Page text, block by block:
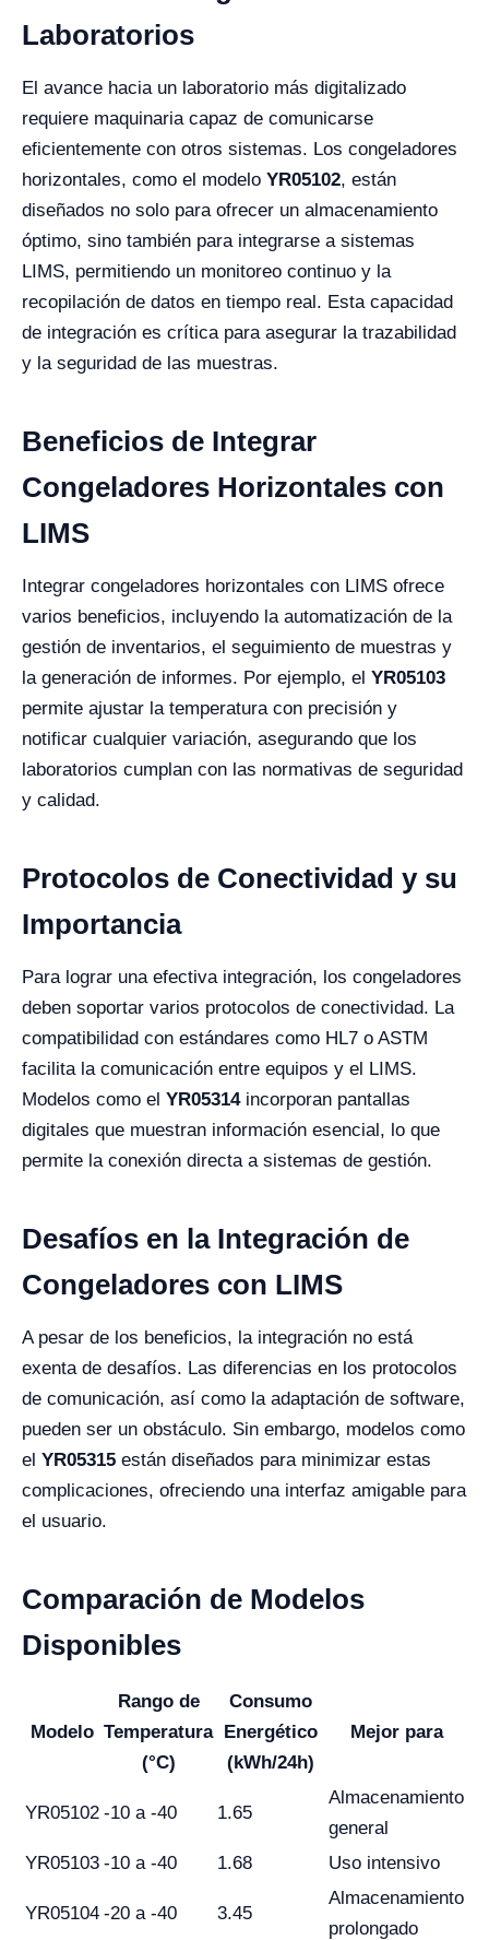
Laboratorios
El avance hacia un laboratorio más digitalizado
requiere maquinaria capaz de comunicarse
eficientemente con otros sistemas. Los congeladores
horizontales, como el modelo YR05102, están
diseñados no solo para ofrecer un almacenamiento
óptimo, sino también para integrarse a sistemas
LIMS, permitiendo un monitoreo continuo y la
recopilación de datos en tiempo real. Esta capacidad
de integración es crítica para asegurar la trazabilidad
y la seguridad de las muestras.
Beneficios de Integrar
Congeladores Horizontales con
LIMS
Integrar congeladores horizontales con LIMS ofrece
varios beneficios, incluyendo la automatización de la
gestión de inventarios, el seguimiento de muestras y
la generación de informes. Por ejemplo, el YR05103
permite ajustar la temperatura con precisión y
notificar cualquier variación, asegurando que los
laboratorios cumplan con las normativas de seguridad
y calidad.
Protocolos de Conectividad y su
Importancia
Para lograr una efectiva integración, los congeladores
deben soportar varios protocolos de conectividad. La
compatibilidad con estándares como HL7 o ASTM
facilita la comunicación entre equipos y el LIMS.
Modelos como el YR05314incorporan pantallas
digitales que muestran información esencial, lo que
permite la conexión directa a sistemas de gestión.
Desafíos en la Integración de
Congeladores con LIMS
A pesar de los beneficios, la integración no está
exenta de desafíos. Las diferencias en los protocolos
de comunicación, así como la adaptación de software,
pueden ser un obstáculo. Sin embargo, modelos como
el YR05315 están diseñados para minimizar estas
complicaciones, ofreciendo una interfaz amigable para
el usuario.
Comparación de Modelos
Disponibles
Modelo
Rango de
Temperatura
(°C)
Consumo
Energético
(kWh/24h)
Mejor para
YR05102 -10 a -40 1.65
Almacenamiento
general
YR05103 -10 a -40 1.68 Uso intensivo
YR05104 -20 a -40 3.45
Almacenamiento
prolongado